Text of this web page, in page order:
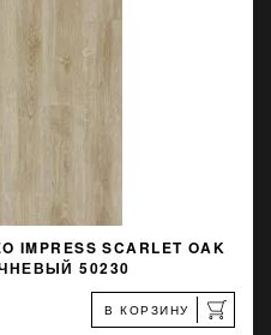
IMPRESS SCARLET OAK
50230
В КОРЗИНУ